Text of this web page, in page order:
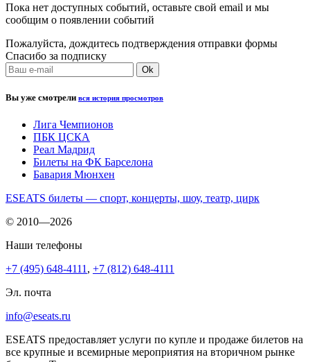
Пока нет доступных событий, оставьте свой email и мы
сообщим о появлении событий
Пожалуйста, дождитесь подтверждения отправки формы
Спасибо за подписку
Вы уже смотрели вся история просмотров
Лига Чемпионов
ПБК ЦСКА
Реал Мадрид
Билеты на ФК Барселона
Бавария Мюнхен
ESEATS билеты — спорт, концерты, шоу, театр, цирк
© 2010—2026
Наши телефоны
+7 (495) 648-4111 , +7 (812) 648-4111
Эл. почта
info@eseats.ru
ESEATS предоставляет услуги по купле и продаже билетов на
все крупные и всемирные мероприятия на вторичном рынке